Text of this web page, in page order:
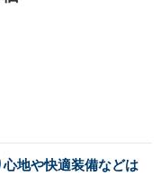
ホイールベース
ホイー
地や快適装備などは